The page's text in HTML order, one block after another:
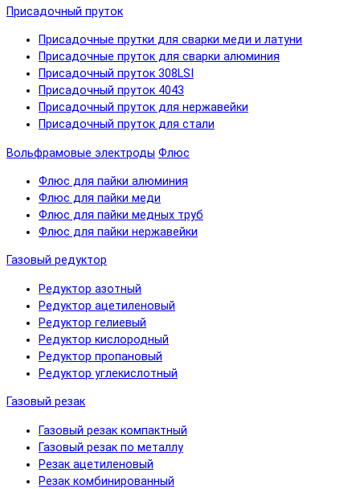
Присадочный пруток
Присадочные прутки для сварки меди и латуни
Присадочные пруток для сварки алюминия
Присадочный пруток 308LSI
Присадочный пруток 4043
Присадочный пруток для нержавейки
Присадочный пруток для стали
Вольфрамовые электроды Флюс
Флюс для пайки алюминия
Флюс для пайки меди
Флюс для пайки медных труб
Флюс для пайки нержавейки
Газовый редуктор
Редуктор азотный
Редуктор ацетиленовый
Редуктор гелиевый
Редуктор кислородный
Редуктор пропановый
Редуктор углекислотный
Газовый резак
Газовый резак компактный
Газовый резак по металлу
Резак ацетиленовый
Резак комбинированный